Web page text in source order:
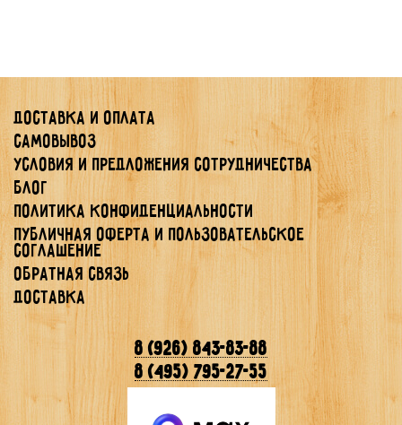
Доставка и оплата
Самовывоз
Условия и предложения сотрудничества
Блог
Политика конфиденциальности
Публичная Оферта и Пользовательское
Соглашение
Обратная связь
Доставка
8 (926) 843-83-88
8 (495) 795-27-55